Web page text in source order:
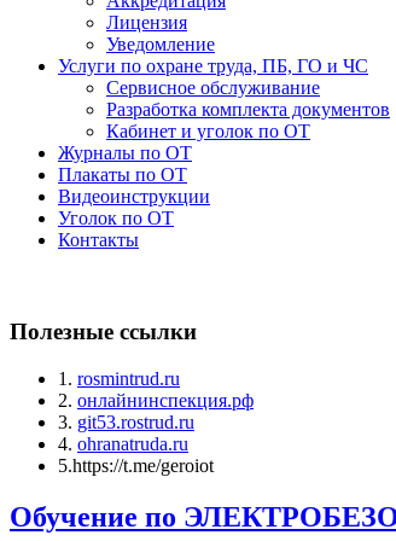
Лицензия
Уведомление
Услуги по охране труда, ПБ, ГО и ЧС
Сервисное обслуживание
Разработка комплекта документов
Кабинет и уголок по ОТ
Журналы по ОТ
Плакаты по ОТ
Видеоинструкции
Уголок по ОТ
Контакты
Полезные ссылки
1. rosmintrud.ru
2. онлайнинспекция.рф
3. git53.rostrud.ru
4. ohranatruda.ru
5.https://t.me/geroiot
Обучение по